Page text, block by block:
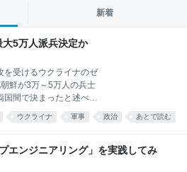
新着
大5万人派兵決定か
を受けるウクライナのゼ
鮮が3万～5万人の兵士
国間で決まったと述べ
ウクライナ 軍事 政治 あとで読む
エンジニアリング」を実践してみ